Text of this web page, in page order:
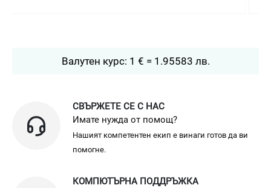
Валутен курс: 1 € = 1.95583 лв.
СВЪРЖЕТЕ СЕ С НАС
Имате нужда от помощ?
Нашият компетентен екип е винаги готов да ви
помогне.
КОМПЮТЪРНА ПОДДРЪЖКА